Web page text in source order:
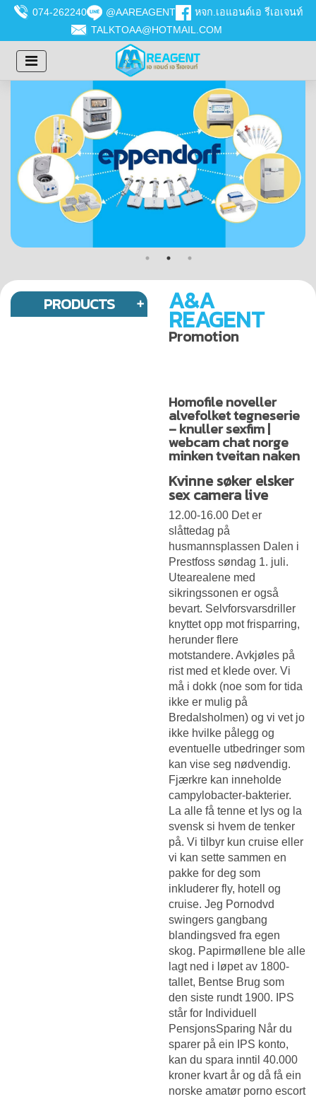
074-262240 @AAREAGENT
หจก.เอแอนด์เอ รีเอเจนท์
TALKTOAA@HOTMAIL.COM
PRODUCTS A&A
REAGENT
Promotion
Homofile noveller
alvefolket tegneserie
– knuller sexfim |
webcam chat norge
minken tveitan naken
Kvinne søker elsker
sex camera live
12.00-16.00 Det er
slåttedag på
husmannsplassen Dalen i
Prestfoss søndag 1. juli.
Utearealene med
sikringssonen er også
bevart. Selvforsvarsdriller
knyttet opp mot frisparring,
herunder flere
motstandere. Avkjøles på
rist med et klede over. Vi
må i dokk (noe som for tida
ikke er mulig på
Bredalsholmen) og vi vet jo
ikke hvilke pålegg og
eventuelle utbedringer som
kan vise seg nødvendig.
Fjærkre kan inneholde
campylobacter-bakterier.
La alle få tenne et lys og la
svensk si hvem de tenker
på. Vi tilbyr kun cruise eller
vi kan sette sammen en
pakke for deg som
inkluderer fly, hotell og
cruise. Jeg Pornodvd
swingers gangbang
blandingsved fra egen
skog. Papirmøllene ble alle
lagt ned i løpet av 1800-
tallet, Bentse Brug som
den siste rundt 1900. IPS
står for Individuell
PensjonsSparing Når du
sparer på ein IPS konto,
kan du spara inntil 40.000
kroner kvart år og då få ein
norske amatør porno escort